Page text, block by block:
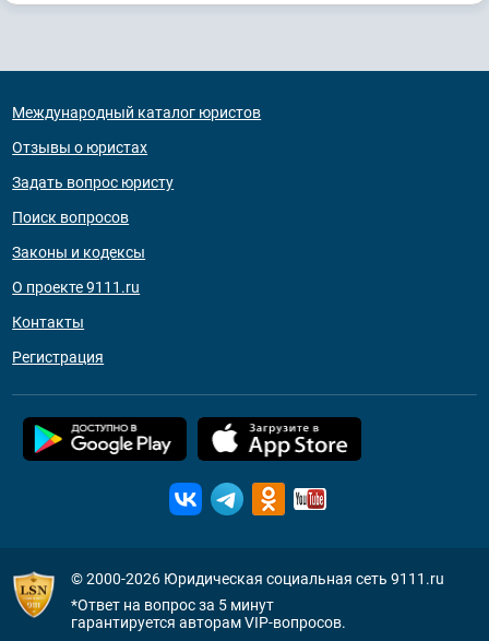
Международный каталог юристов
Отзывы о юристах
Задать вопрос юристу
Поиск вопросов
Законы и кодексы
О проекте 9111.ru
Контакты
Регистрация
© 2000-2026 Юридическая социальная сеть 9111.ru
*Ответ на вопрос за 5 минут
гарантируется авторам VIP-вопросов.